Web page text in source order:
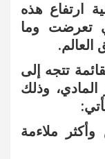
ارتفاع هذه
تعرضت وما
تتجه إلى
المادي، وذلك
ملاءمة